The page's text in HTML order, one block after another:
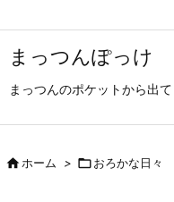
まっつんぽっけ
まっつんのポケットから出
ホーム > おろかな日々